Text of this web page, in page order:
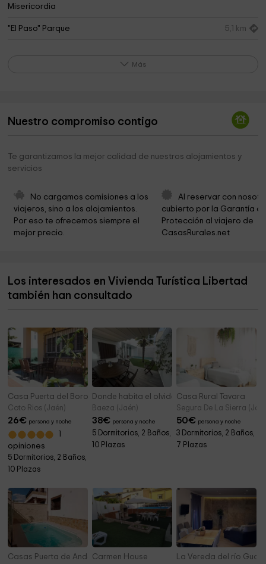
Misericordia
"El Paso" Parque 5,1 km
SKATE PARK LA CARRERA 7,3 km
Parroquia Santa Maria Maggiore 7,3 km
Plaza de la Santa Crjz 7,6 km
Parroquia Santa María la Mayor 7,6 km
Pafque Manuel Jurado
Más
Nuestro compromiso contigo
Te garantizamos la mejor calidad de nuestros alojamientos y
servicios
No cargamos comisiones a los
viajeros, sino a los alojamientos.
Por eso te ofrecemos siempre el
mejor precio.
Al reservar con
cubierto por la Garantía
Protección al viajero de
CasasRurales.net
Los interesados en Vivienda Turística Libertad
también han consultado
Casa Puerta del Borosa
Coto Rios (Jaén)
26€ persona y noche
opiniones
5 Dormitorios, 2 Baños,
10 Plazas
Donde habita el olvido
Baeza (Jaén)
38€ persona y noche
5 Dormitorios, 2 Baños,
10 Plazas
Casa Rural Tavara
Segura De La Sierra
50€ persona y noche
3 Dormitorios, 2 Baños,
7 Plazas
Casas Puerta de Andalucía- Villa Pablo
Carmen House La Vereda del río